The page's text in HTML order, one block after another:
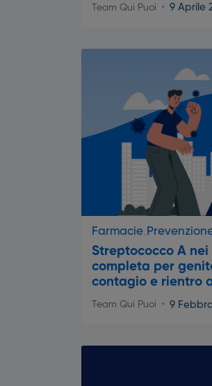
Team Qui Puoi 9 Aprile
Farmacie
Streptococco A
completa per
contagio e rientro
Team Qui Puoi 9